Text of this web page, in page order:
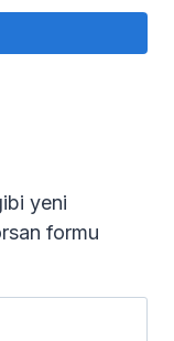
yeni
formu